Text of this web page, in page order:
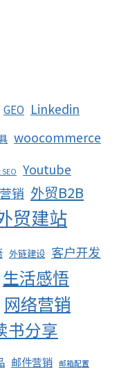
GEO Linkedin
woocommerce
Youtube
销 外贸B2B
贸建站
外链建设 客户开发
生活感悟
网络营销
书分享
邮件营销 邮箱配置